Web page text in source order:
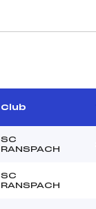
Club
SC
RANSPACH
SC
RANSPACH